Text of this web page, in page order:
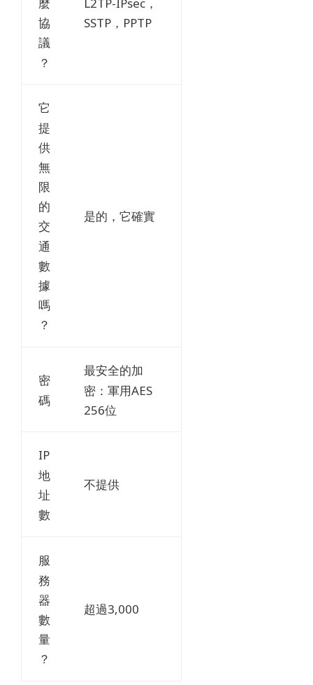
麼
協
議
？
SSTP，PPTP
它
提
供
無
限
的
交
通
數
據
嗎
？
是的，它確實
密
碼
最安全的加
密：軍用AES
256位
IP
地
址
數
不提供
服
務
器
數
量
？
超過3,000